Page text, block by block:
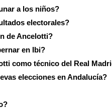
a los niños?
electorales?
de Ancelotti?
en Ibi?
como técnico del Real
elecciones en Andalucía?